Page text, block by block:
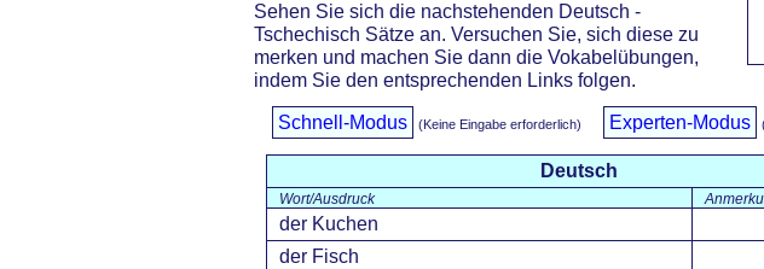
Sehen Sie sich die nachstehenden Deutsch -
Tschechisch Sätze an. Versuchen Sie, sich diese zu
merken und machen Sie dann die Vokabelübungen,
indem Sie den entsprechenden Links folgen.
Schnell-Modus (Keine Eingabe erforderlich) Experten-Modus
Deutsch
Wort/Ausdruck
der Kuchen
der Fisch